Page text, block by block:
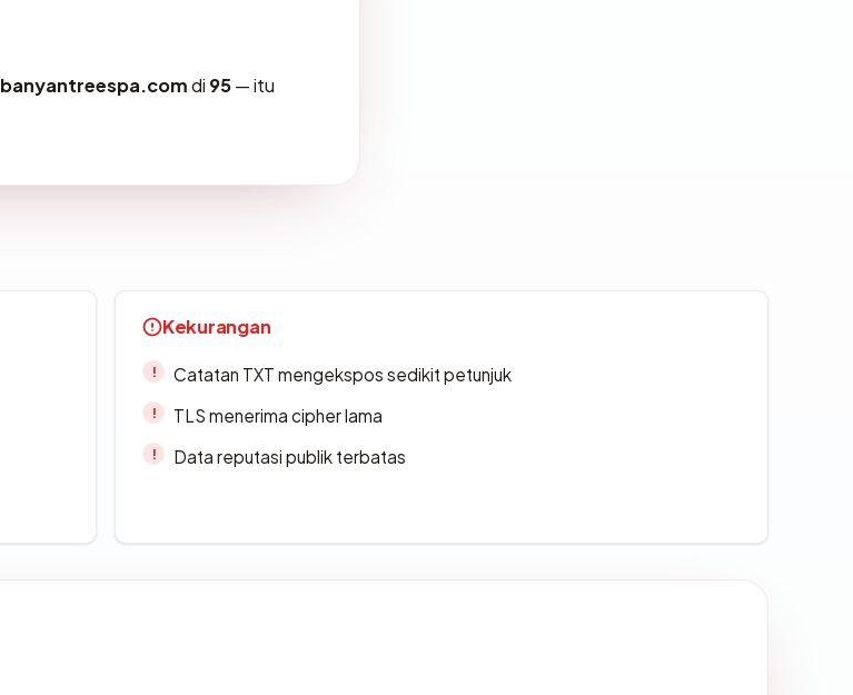
banyantreespa.comdi 95— itu
Kekurangan
Catatan TXT mengekspos sedikit petunjuk
TLS menerima cipher lama
Data reputasi publik terbatas